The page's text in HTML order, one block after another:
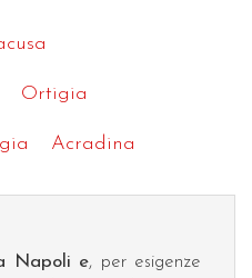
Ortigia
Acradina
Napoli e, per esigenze